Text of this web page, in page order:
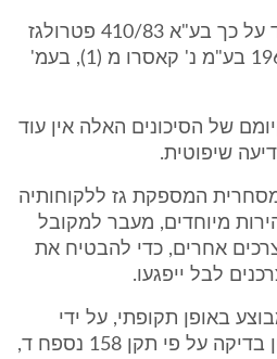
כב' השופט גולדברג עמד על כך בע"א 410/83 פטרולגז
חברת הגז הישראלית 1969 בע"מ נ' קאסרו מ (1), בעמ'
של הסיכונים האלה אין עוד
שיפוטית.
המספקת גז ללקוחותיה
מיוחדים, מעבר למקובל
אחרים, כדי להבטיח את
לבל ייפגעו.
באופן תקופתי, על ידי
חברת אקלים 2000, לבין בדיקה על פי תקן 158 נספח ד,